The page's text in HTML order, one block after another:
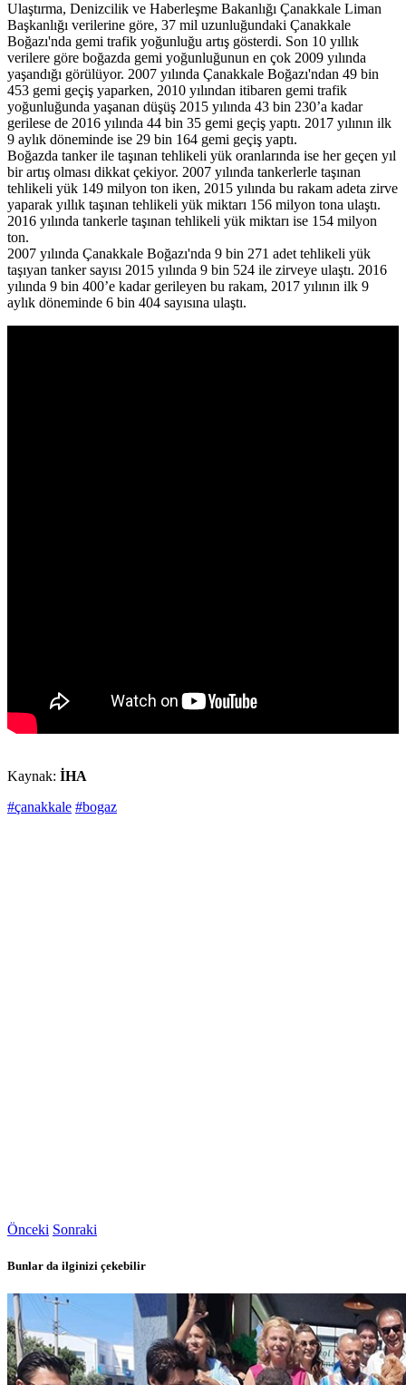
Ulaştırma, Denizcilik ve Haberleşme Bakanlığı Çanakkale Liman
Başkanlığı verilerine göre, 37 mil uzunluğundaki Çanakkale
Boğazı'nda gemi trafik yoğunluğu artış gösterdi. Son 10 yıllık
verilere göre boğazda gemi yoğunluğunun en çok 2009 yılında
yaşandığı görülüyor. 2007 yılında Çanakkale Boğazı'ndan 49 bin
453 gemi geçiş yaparken, 2010 yılından itibaren gemi trafik
yoğunluğunda yaşanan düşüş 2015 yılında 43 bin 230’a kadar
gerilese de 2016 yılında 44 bin 35 gemi geçiş yaptı. 2017 yılının ilk
9 aylık döneminde ise 29 bin 164 gemi geçiş yaptı.
Boğazda tanker ile taşınan tehlikeli yük oranlarında ise her geçen yıl
bir artış olması dikkat çekiyor. 2007 yılında tankerlerle taşınan
tehlikeli yük 149 milyon ton iken, 2015 yılında bu rakam adeta zirve
yaparak yıllık taşınan tehlikeli yük miktarı 156 milyon tona ulaştı.
2016 yılında tankerle taşınan tehlikeli yük miktarı ise 154 milyon
ton.
2007 yılında Çanakkale Boğazı'nda 9 bin 271 adet tehlikeli yük
taşıyan tanker sayısı 2015 yılında 9 bin 524 ile zirveye ulaştı. 2016
yılında 9 bin 400’e kadar gerileyen bu rakam, 2017 yılının ilk 9
aylık döneminde 6 bin 404 sayısına ulaştı.
Kaynak: İHA
#çanakkale #bogaz
Önceki Sonraki
Bunlar da ilginizi çekebilir